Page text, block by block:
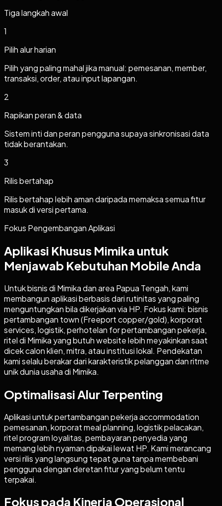
Tiga langkah awal
1
Pilih alur harian
Pilih yang paling mahal jika manual: pemesanan, member,
transaksi, order, atau input lapangan.
2
Rapikan peran & data
Sistem inti dan peran pengguna supaya sinkronisasi data
tidak berantakan.
3
Rilis bertahap
Rilis bertahap lebih aman daripada memaksa semua fitur
masuk di versi pertama.
Fokus Pengembangan Aplikasi
Aplikasi Khusus Mimika untuk
Menjawab Kebutuhan Mobile Anda
Untuk bisnis di Mimika dan area Papua Tengah, kami
membangun aplikasi berbasis dari rutinitas yang paling
menguntungkan bila dikerjakan via HP. Fokus kami: bisnis
pertambangan town (Freeport copper/gold), korporat
services, logistik, perhotelan for pertambangan pekerja,
ritel di Mimika yang butuh website lebih meyakinkan saat
dicek calon klien, mitra, atau institusi lokal. Pendekatan
kami selalu berakar dari karakteristik pelanggan dan ritme
unik dunia usaha di Mimika.
Optimalisasi Alur Terpenting
Aplikasi untuk pertambangan pekerja accommodation
pemesanan, korporat meal planning, logistik pelacakan,
ritel program loyalitas, pembayaran penyedia yang
memang lebih nyaman dipakai lewat HP. Kami merancang
versi rilis yang langsung tepat guna tanpa membebani
pengguna dengan deretan fitur yang belum tentu
terpakai.
Fokus pada Kinerja Operasional